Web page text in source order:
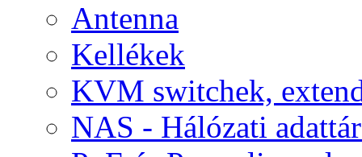
Antenna
Kellékek
KVM switchek,
NAS - Hálózati